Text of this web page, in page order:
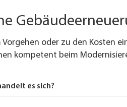
Vorgehen oder zu den Kosten
kompetent beim
es sich?